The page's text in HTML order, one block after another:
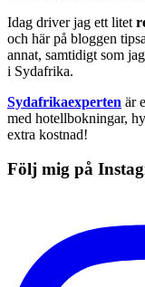
Idag driver jag ett litet
och här på bloggen
annat, samtidigt som
i Sydafrika.
Sydafrikaexperten är
med hotellbokningar,
extra kostnad!
Följ mig på